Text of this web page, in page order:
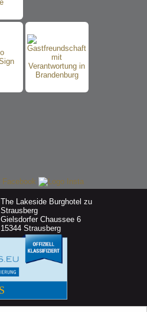
The Lakeside Burghotel zu
Strausberg
Gielsdorfer Chaussee 6
15344 Strausberg